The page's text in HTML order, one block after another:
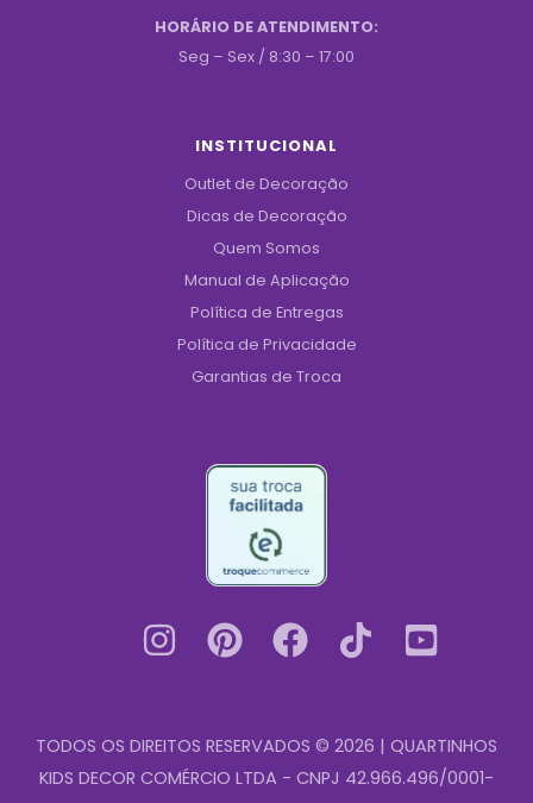
HORÁRIO DE ATENDIMENTO:
Seg – Sex / 8:30 – 17:00
INSTITUCIONAL
Outlet de Decoração
Dicas de Decoração
Quem Somos
Manual de Aplicação
Política de Entregas
Política de Privacidade
Garantias de Troca
TODOS OS DIREITOS RESERVADOS © 2026 | QUARTINHOS
KIDS DECOR COMÉRCIO LTDA - CNPJ 42.966.496/0001-